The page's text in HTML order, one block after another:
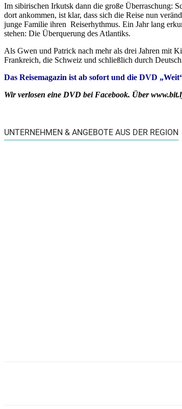
Im sibirischen Irkutsk dann die große Überraschung:
dort ankommen, ist klar, dass sich die Reise nun
junge Familie ihren Reiserhythmus. Ein Jahr lang
stehen: Die Überquerung des Atlantiks.
Als Gwen und Patrick nach mehr als drei Jahren mit
Frankreich, die Schweiz und schließlich durch
Das Reisemagazin ist ab sofort und die DVD
Wir verlosen eine DVD bei Facebook. Über